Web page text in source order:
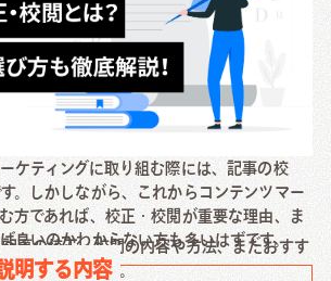
ケティングに取り組む際には、記事の校
。しかしながら、これからコンテンツマー
方であれば、校正・校閲が重要な理由、ま
良いのかわからない方も多いはずです。
事の校正・校閲の内容や方法、またおすす
しく解説します。
明する内容